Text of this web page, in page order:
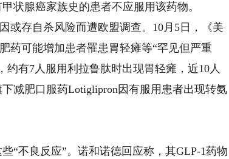
状腺癌家族史的患者不应服用该药物。
存自杀风险而遭欧盟调查。10月5日，《美
药可能增加患者罹患胃轻瘫等“罕见但严重
约有7人服用利拉鲁肽时出现胃轻瘫，近10人
减肥口服药Lotiglipron因有服用患者出现转氨
不良反应”。诺和诺德回应称，其GLP-1药物